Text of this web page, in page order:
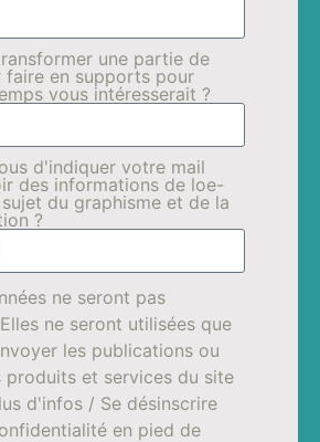
une partie de
faire en supports pour
vous intéresserait ?
d'indiquer votre mail
des informations de loe-
du graphisme et de la
?
ne seront pas
ne seront utilisées que
les publications ou
produits et services du site
d'infos / Se désinscrire
en pied de